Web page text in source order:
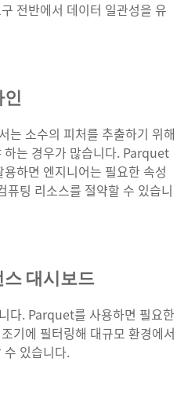
전반에서 데이터 일관성을 유
는 소수의 피처를 추출하기 위해
하는 경우가 많습니다. Parquet
하면 엔지니어는 필요한 속성
퓨팅 리소스를 절약할 수 있습니
대시보드
다. Parquet를 사용하면 필요한
기에 필터링해 대규모 환경에서
있습니다.